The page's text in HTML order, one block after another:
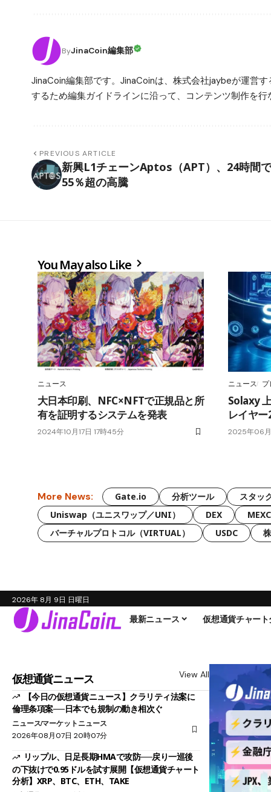
ByJinaCoin編集部
JinaCoin編集部です。JinaCoinは、株式会社jaybeが運営
するため編集ガイドラインに沿って、コンテンツ制作を
PREVIOUS ARTICLE
新興L1チェーンAptos（APT）、24時間で
55％超の高騰
You May also Like
ニュース
大日本印刷、NFC×NFTで正規品と所
有を証明するシステムを発表
2024年10月17日 17時45分
ニュース
Solaxy
レイヤ
2025年06
More News: Gate.io 分析ツール
スタッ
Uniswap（ユニスワップ／UNI）
DEX
MEXC
バーチャルプロトコル（VIRTUAL）
USDC
2026年 8月 9日 日曜日
最新ニュース 仮想通貨チャー
仮想通貨ニュース View All
【今日の仮想通貨ニュース】クラリティ法案に
倫理条項案──日本でも規制の動き相次ぐ
ニュースマーケットニュース
2026年08月07日 20時07分
リップル、日足長期HMAで攻防──戻り一巡後
の下抜けで0.95ドルを試す展開【仮想通貨チャート
分析】XRP、BTC、ETH、TAKE